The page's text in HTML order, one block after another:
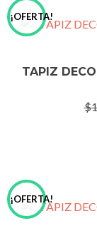
¡OFERTA!
TAPIZ
$
¡OFERTA!